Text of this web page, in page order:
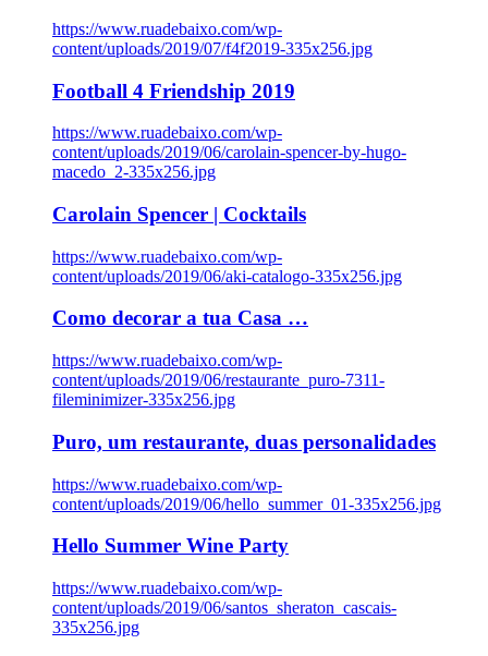
https://www.ruadebaixo.com/wp-
content/uploads/2019/07/f4f2019-335x256.jpg
Football 4 Friendship 2019
https://www.ruadebaixo.com/wp-
content/uploads/2019/06/carolain-spencer-by-hugo-
macedo_2-335x256.jpg
Carolain Spencer | Cocktails
https://www.ruadebaixo.com/wp-
content/uploads/2019/06/aki-catalogo-335x256.jpg
Como decorar a tua Casa …
https://www.ruadebaixo.com/wp-
content/uploads/2019/06/restaurante_puro-7311-
fileminimizer-335x256.jpg
Puro, um restaurante, duas personalidades
https://www.ruadebaixo.com/wp-
content/uploads/2019/06/hello_summer_01-335x256.jpg
Hello Summer Wine Party
https://www.ruadebaixo.com/wp-
content/uploads/2019/06/santos_sheraton_cascais-
335x256.jpg